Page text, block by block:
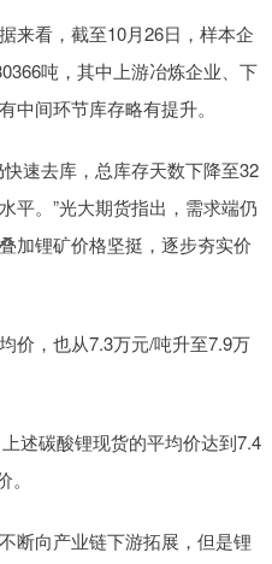
来看，截至10月26日，样本企
吨，其中上游冶炼企业、下
中间环节库存略有提升。
速去库，总库存天数下降至32
平。”光大期货指出，需求端仍
加锂矿价格坚挺，逐步夯实价
价，也从7.3万元/吨升至7.9万
述碳酸锂现货的平均价达到7.4
断向产业链下游拓展，但是锂